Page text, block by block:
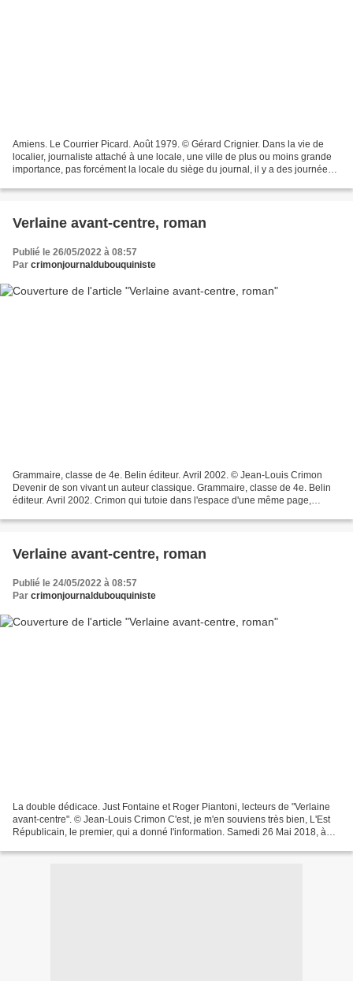
Amiens. Le Courrier Picard. Août 1979. © Gérard Crignier. Dans la vie de
localier, journaliste attaché à une locale, une ville de plus ou moins grande
importance, pas forcément la locale du siège du journal, il y a des journées
Verlaine avant-centre, roman
Publié le 26/05/2022 à 08:57
Par crimonjournaldubouquiniste
Grammaire, classe de 4e. Belin éditeur. Avril 2002. © Jean-Louis Crimon
Devenir de son vivant un auteur classique. Grammaire, classe de 4e. Belin
éditeur. Avril 2002. Crimon qui tutoie dans l'espace d'une même page,
Verlaine avant-centre, roman
Publié le 24/05/2022 à 08:57
Par crimonjournaldubouquiniste
La double dédicace. Just Fontaine et Roger Piantoni, lecteurs de "Verlaine
avant-centre". © Jean-Louis Crimon C'est, je m'en souviens très bien, L'Est
Républicain, le premier, qui a donné l'information. Samedi 26 Mai 2018, à